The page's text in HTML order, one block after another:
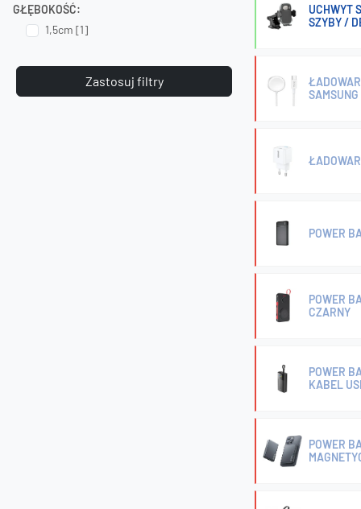
GŁĘBOKOŚĆ:
1,5cm [1]
Zastosuj filtry
UCHWYT
SZYBY /
POWER
POWER
CZARNY
POWER
KABEL
POWER